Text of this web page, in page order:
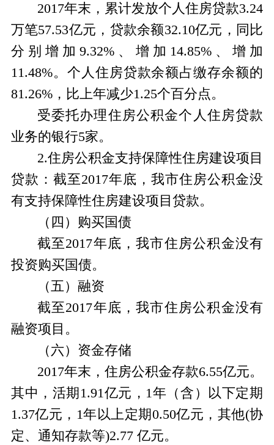
2017年末，累计发放个人住房贷款3.24
万笔57.53亿元，贷款余额32.10亿元，同比
分别增加9.32%、增加14.85%、增加
11.48%。个人住房贷款余额占缴存余额的
81.26%，比上年减少1.25个百分点。
受委托办理住房公积金个人住房贷款
业务的银行5家。
2.住房公积金支持保障性住房建设项目
贷款：截至2017年底，我市住房公积金没
有支持保障性住房建设项目贷款。
（四）购买国债
截至2017年底，我市住房公积金没有
投资购买国债。
（五）融资
截至2017年底，我市住房公积金没有
融资项目。
（六）资金存储
2017年末，住房公积金存款6.55亿元。
其中，活期1.91亿元，1年（含）以下定期
1.37亿元，1年以上定期0.50亿元，其他(协
定、通知存款等)2.77 亿元。